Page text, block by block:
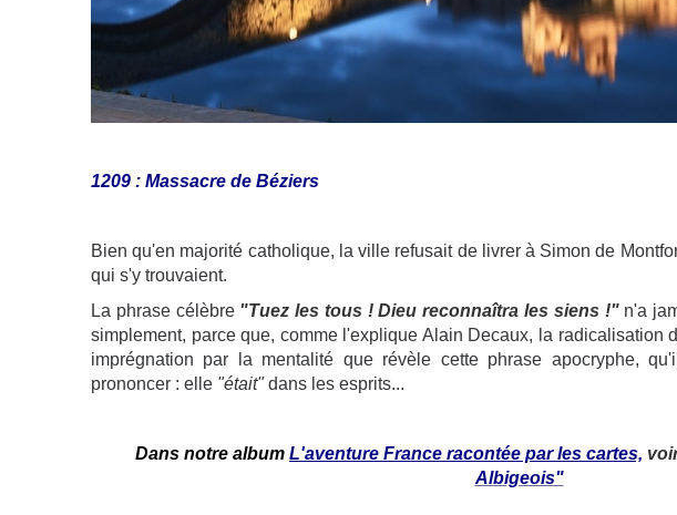
1209 : Massacre de Béziers
Bien qu'en majorité catholique, la ville refusait de livrer à Simon de
qui s'y trouvaient.
La phrase célèbre "Tuez les tous ! Dieu reconnaîtra les siens !"n'a
simplement, parce que, comme l'explique Alain Decaux, la radicalisation
imprégnation par la mentalité que révèle cette phrase apocryphe,
prononcer : elle "était"dans les esprits...
Dans notre albumL'aventure France racontée par les cartes,
Albigeois"